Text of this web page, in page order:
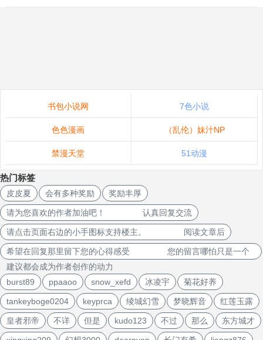
书包小说网 7色小说
色色漫画 （乱伦）妹汁NP
禁漫天堂 51动漫
热门标签
皮皮夏 会有多种奖励 奖励丰厚
请为您喜欢的作者加油吧！ 认真回复交流
请点击页面右边的小手图标支持楼主。 阅读文章后
希望在回复那里留下您的心得感受 您的留言哪怕只是一个
建议都会成为作者创作的动力
burst89
ppaaoo snow_xefd 冰凌宇 菊花好养
tankeyboge0204 keyprca 绫城幻雪 梦晓辉音 红莲玉露
皇者邪帝 不详 但是 kudo123 不过 那么 东方城才